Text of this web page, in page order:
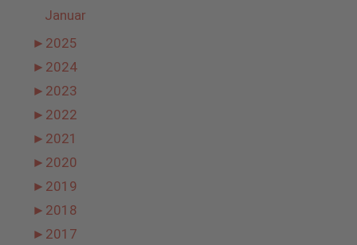
Januar
► 2025
► 2024
► 2023
► 2022
► 2021
► 2020
► 2019
► 2018
► 2017